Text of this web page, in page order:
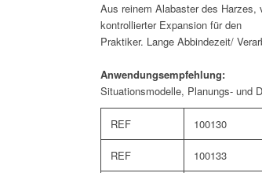
Aus reinem Alabaster des
kontrollierter Expansion für den
Praktiker. Lange Abbindezeit/
Anwendungsempfehlung:
Situationsmodelle, Planungs- und
REF 100130
REF 100133